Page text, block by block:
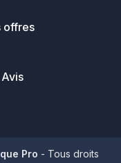
offres
Pro - Tous droits